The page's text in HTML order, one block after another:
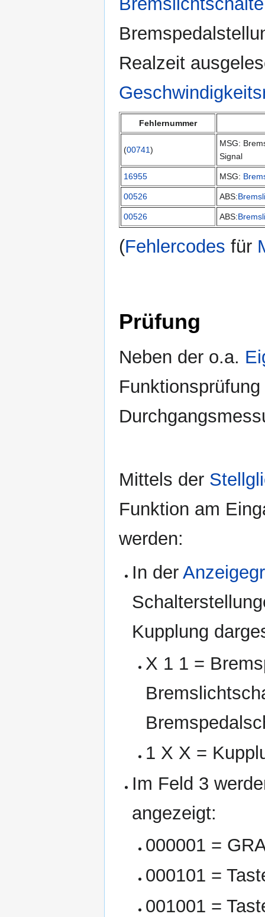
Realzeit
Fehlernummer
(00741)
MSG:
Signal
16955 MSG:
00526 ABS:
00526 ABS:
(Fehlercodes für
Prüfung
Neben der o.a.
Mittels der
Funktion am
werden:
In der
Kupplung
X 1 1 =
1 X X =
Im Feld 3
angezeigt:
000001 =
000101 =
001001 =